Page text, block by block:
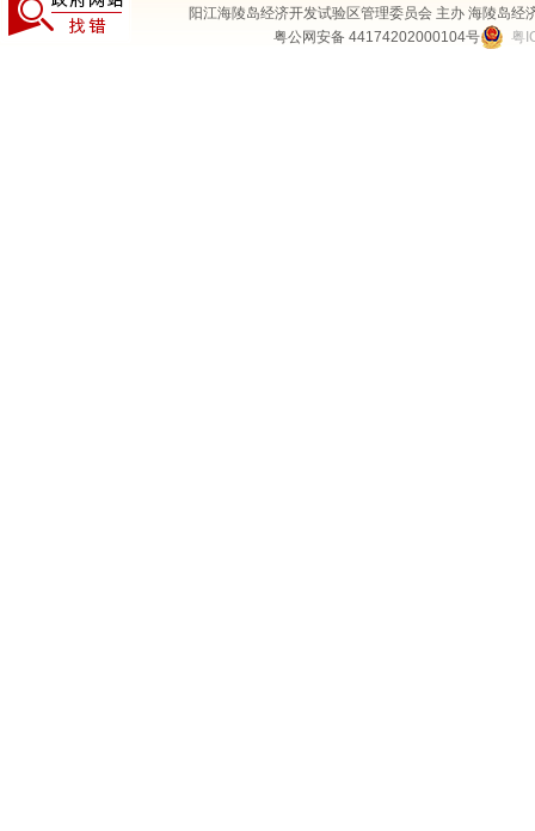
阳江海陵岛经济开发试验区管理委员会 主办 海陵岛
粤公网安备 44174202000104号
粤